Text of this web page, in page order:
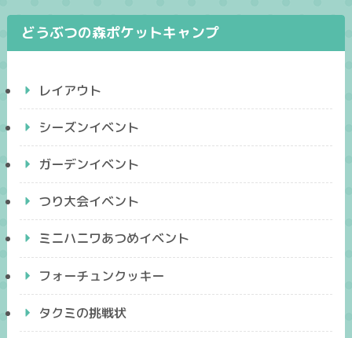
どうぶつの森ポケットキャンプ
レイアウト
シーズンイベント
ガーデンイベント
つり大会イベント
ミニハニワあつめイベント
フォーチュンクッキー
タクミの挑戦状